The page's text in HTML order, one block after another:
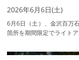
2026年6月6日(土)
6月6日（土）、金沢百万
箇所を期間限定でライト